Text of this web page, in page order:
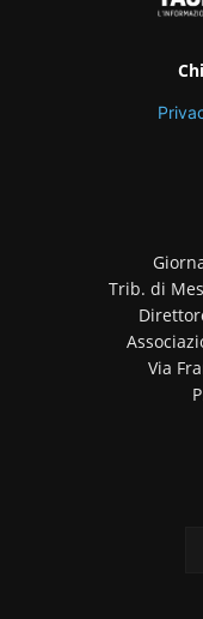
Trib. di
Via